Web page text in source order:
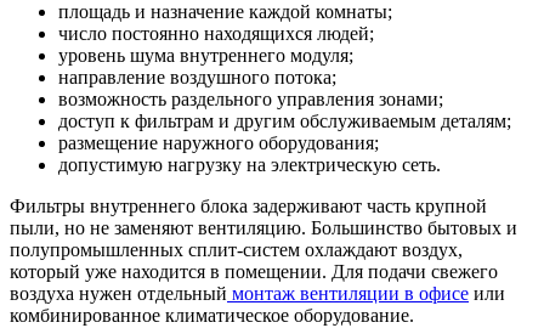
площадь и назначение каждой комнаты;
число постоянно находящихся людей;
уровень шума внутреннего модуля;
направление воздушного потока;
возможность раздельного управления зонами;
доступ к фильтрам и другим обслуживаемым деталям;
размещение наружного оборудования;
допустимую нагрузку на электрическую сеть.
Фильтры внутреннего блока задерживают часть крупной
пыли, но не заменяют вентиляцию. Большинство бытовых и
полупромышленных сплит-систем охлаждают воздух,
который уже находится в помещении. Для подачи свежего
воздуха нужен отдельный монтаж вентиляции в офисе или
комбинированное климатическое оборудование.